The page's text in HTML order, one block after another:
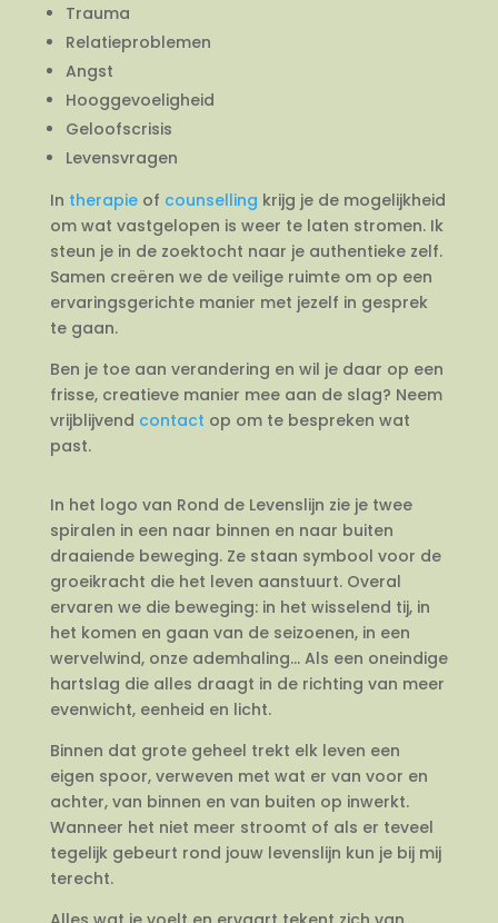
Trauma
Relatieproblemen
Angst
Hooggevoeligheid
Geloofscrisis
Levensvragen
In therapieof counselling krijg je de mogelijkheid
om wat vastgelopen is weer te laten stromen. Ik
steun je in de zoektocht naar je authentieke zelf.
Samen creëren we de veilige ruimte om op een
ervaringsgerichte manier met jezelf in gesprek
te gaan.
Ben je toe aan verandering en wil je daar op een
frisse, creatieve manier mee aan de slag? Neem
vrijblijvend contact op om te bespreken wat
past.
In het logo van Rond de Levenslijn zie je twee
spiralen in een naar binnen en naar buiten
draaiende beweging. Ze staan symbool voor de
groeikracht die het leven aanstuurt. Overal
ervaren we die beweging: in het wisselend tij, in
het komen en gaan van de seizoenen, in een
wervelwind, onze ademhaling… Als een oneindige
hartslag die alles draagt in de richting van meer
evenwicht, eenheid en licht.
Binnen dat grote geheel trekt elk leven een
eigen spoor, verweven met wat er van voor en
achter, van binnen en van buiten op inwerkt.
Wanneer het niet meer stroomt of als er teveel
tegelijk gebeurt rond jouw levenslijn kun je bij mij
terecht.